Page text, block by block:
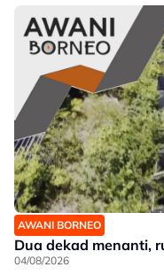
AWANI BORNEO
Dua dekad menanti,
04/08/2026